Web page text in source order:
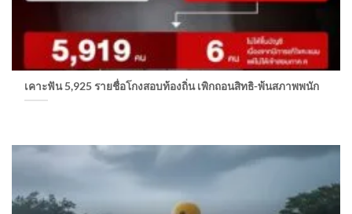
เคาะฟัน 5,925 รายชื่อโกงสอบท้องถิ่น เพิกถอนสิทธิ-พ้นสภาพพนัก